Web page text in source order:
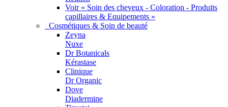
Voir « Soin des cheveux - Coloration - Produits
capillaires & Equipements »
Cosmétiques & Soin de beauté
Zeyna
Nuxe
Dr Botanicals
Kérastase
Clinique
Dr Organic
Dove
Diadermine